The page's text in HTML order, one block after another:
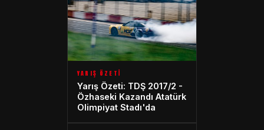
YARIŞ ÖZETİ
Yarış Özeti: TDŞ 2017/2 -
Özhaseki Kazandı Atatürk
Olimpiyat Stadı'da